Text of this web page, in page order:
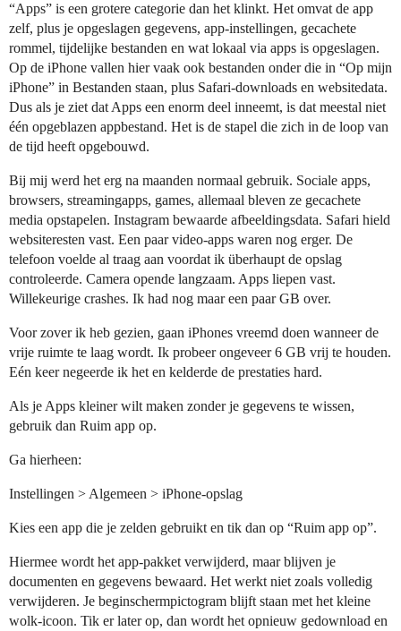
“Apps” is een grotere categorie dan het klinkt. Het omvat de app
zelf, plus je opgeslagen gegevens, app-instellingen, gecachete
rommel, tijdelijke bestanden en wat lokaal via apps is opgeslagen.
Op de iPhone vallen hier vaak ook bestanden onder die in “Op mijn
iPhone” in Bestanden staan, plus Safari-downloads en websitedata.
Dus als je ziet dat Apps een enorm deel inneemt, is dat meestal niet
één opgeblazen appbestand. Het is de stapel die zich in de loop van
de tijd heeft opgebouwd.
Bij mij werd het erg na maanden normaal gebruik. Sociale apps,
browsers, streamingapps, games, allemaal bleven ze gecachete
media opstapelen. Instagram bewaarde afbeeldingsdata. Safari hield
websiteresten vast. Een paar video-apps waren nog erger. De
telefoon voelde al traag aan voordat ik überhaupt de opslag
controleerde. Camera opende langzaam. Apps liepen vast.
Willekeurige crashes. Ik had nog maar een paar GB over.
Voor zover ik heb gezien, gaan iPhones vreemd doen wanneer de
vrije ruimte te laag wordt. Ik probeer ongeveer 6 GB vrij te houden.
Eén keer negeerde ik het en kelderde de prestaties hard.
Als je Apps kleiner wilt maken zonder je gegevens te wissen,
gebruik dan Ruim app op.
Ga hierheen:
Instellingen > Algemeen > iPhone-opslag
Kies een app die je zelden gebruikt en tik dan op “Ruim app op”.
Hiermee wordt het app-pakket verwijderd, maar blijven je
documenten en gegevens bewaard. Het werkt niet zoals volledig
verwijderen. Je beginschermpictogram blijft staan met het kleine
wolk-icoon. Tik er later op, dan wordt het opnieuw gedownload en